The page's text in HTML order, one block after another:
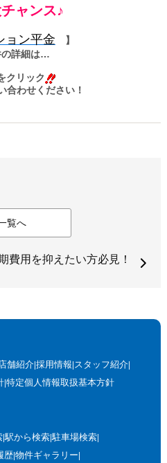
ャンス♪
ョン平金 】
詳細は…
クリック
合わせください！
覧へ
費用を抑えたい方必見！
店舗紹介 採用情報 スタッフ紹介
特定個人情報取扱基本方針
駅から検索 駐車場検索
歴 物件ギャラリー